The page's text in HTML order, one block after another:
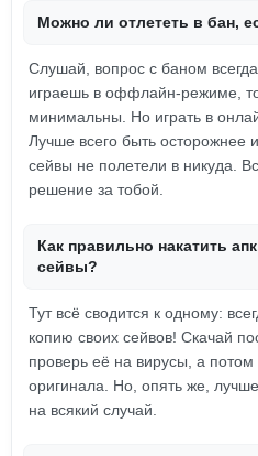
Можно ли отлететь в бан,
Слушай, вопрос с баном
играешь в оффлайн-режиме,
минимальны. Но играть в
Лучше всего быть осторожнее
сейвы не полетели в никуда.
решение за тобой.
Как правильно накатить
сейвы?
Тут всё сводится к одному:
копию своих сейвов! Скачай
проверь её на вирусы, а потом
оригинала. Но, опять же,
на всякий случай.